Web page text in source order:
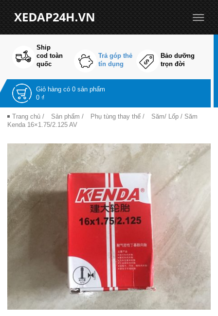
Ship
cod toàn
quốc
Trả góp thẻ
tín dụng
Bảo dưỡng
trọn đời
Giỏ hàng có 0 sản phẩm
0 ₫
Trang chủ / Sản phẩm / Phụ tùng thay thế / Săm/ Lốp / Săm
Kenda 16×1.75/2.125 AV